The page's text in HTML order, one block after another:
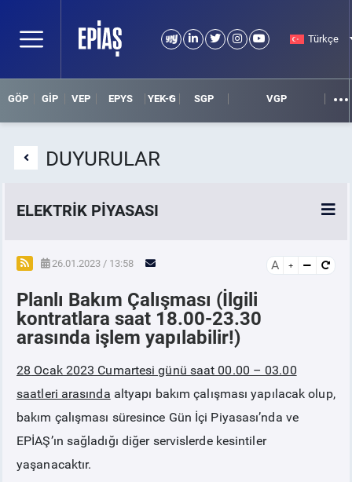
Türkçe
GÖP GİP VEP EPYS YEK-G SGP VGP
DUYURULAR
ELEKTRİK PİYASASI
SPOT ELEKTRİK PİYASALARI
ÖRNEK FİNANS BELGELERİ
VADELİ ELEKTRİK PİYASASI
PİYASAKAYITSÜRECİ
SERBEST TÜKETİCİ
26.01.2023 / 13:58 A
Planlı Bakım Çalışması (İlgili
kontratlara saat 18.00-23.30
arasında işlem yapılabilir!)
28 Ocak 2023 Cumartesi günü saat 00.00 – 03.00
saatleri arasında altyapı bakım çalışması yapılacak olup,
bakım çalışması süresince Gün İçi Piyasası’nda ve
EPİAŞ’ın sağladığı diğer servislerde kesintiler
yaşanacaktır.